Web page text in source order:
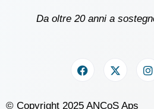
Da oltre 20 anni a
© Copyright 2025 ANCoS Aps